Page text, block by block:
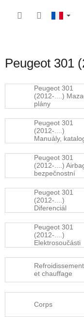
Peugeot 301
Peugeot 301
(2012-....)
plány
Peugeot 301
(2012-....)
Manuály,
Peugeot 301
(2012-....)
bezpečnostní
Peugeot 301
(2012-....)
Diferenciál
Peugeot 301
(2012-....)
Elektrosoučásti
Refroidissement
et chauffage
Corps